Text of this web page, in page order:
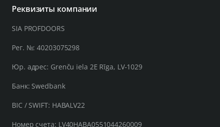
Реквизиты компании
SIA PROFDOORS
Рег. №: 40203075298
Юр. адрес: Grenču iela 2E Rīga, LV-1029
Банк: Swedbank
BIC / SWIFT: HABALV22
Номер счета: LV40HABA0551044260009